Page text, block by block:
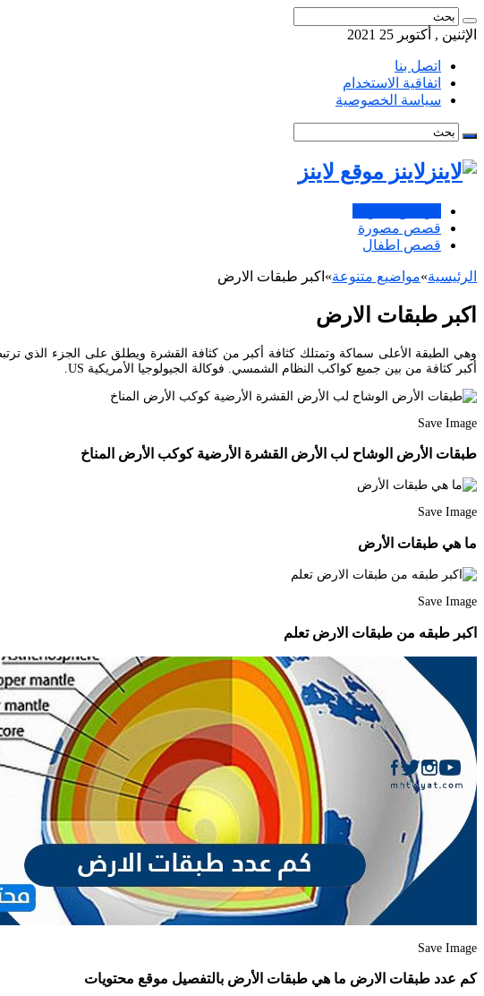
الإثنين , أكتوبر 25 2021
اتصل بنا
اتفاقية الاستخدام
سياسة الخصوصية
لاينز موقع لاينز
قصص مصورة
قصص اطفال
الرئيسية»مواضيع متنوعة» اكبر طبقات الارض
اكبر طبقات الارض
وهي الطبقة الأعلى سماكة وتمتلك كثافة أكبر من كثافة القشرة ويطلق على الجزء الذي
أكبر كثافة من بين جميع كواكب النظام الشمسي. فوكالة الجيولوجيا الأمريكية US.
Save Image
طبقات الأرض الوشاح لب الأرض القشرة الأرضية كوكب الأرض المناخ
Save Image
ما هي طبقات الأرض
Save Image
اكبر طبقه من طبقات الارض تعلم
Save Image
كم عدد طبقات الارض ما هي طبقات الأرض بالتفصيل موقع محتويات